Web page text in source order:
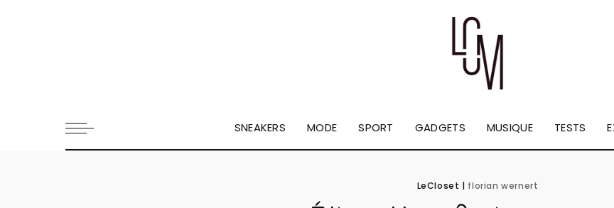
SNEAKERS MODE SPORT GADGETS MUSIQUE TESTS
LeCloset | florian wernert